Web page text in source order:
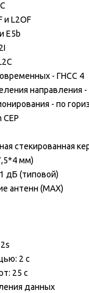
L2OF
E5b
- ГНСС 4
направления -
- по
CEP
стекированная
мм)
дБ (типовой)
антенн (MAX)
2 с
25 с
данных